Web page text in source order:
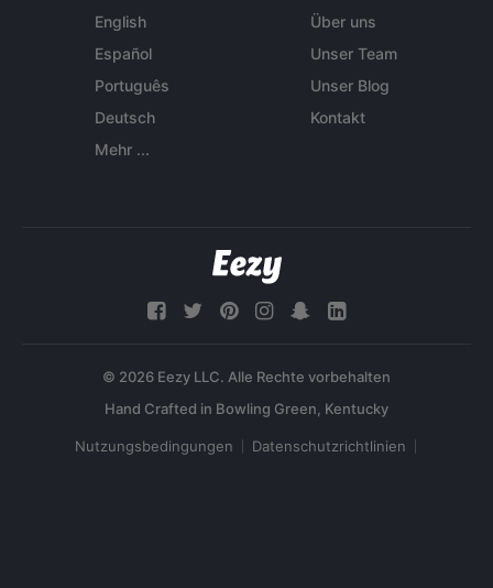
English
Español
Português
Deutsch
Mehr ...
Über uns
Unser Team
Unser Blog
Kontakt
© 2026 Eezy LLC. Alle Rechte vorbehalten
Nutzungsbedingungen Datenschutzrichtlinien